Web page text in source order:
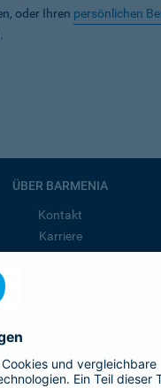
oder Ihren persönlichen
ÜBER BARMENIA
Kontakt
Karriere
ist Teil der BarmeniaGothaer
BELIEBTE SEITEN